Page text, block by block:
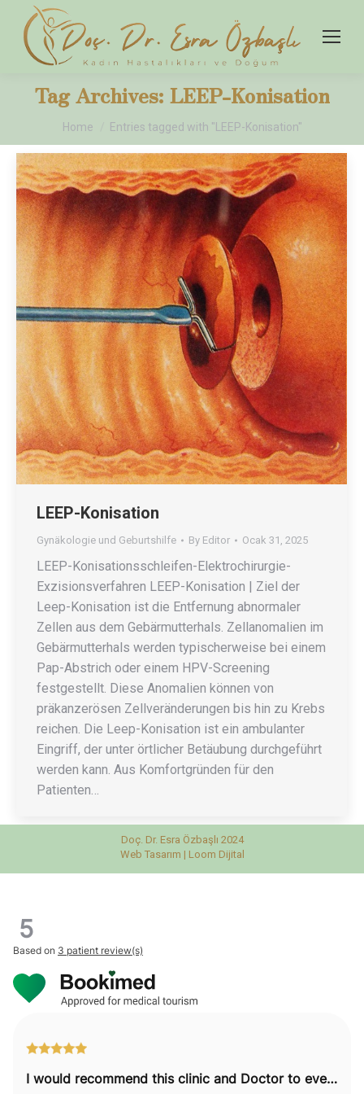
Tag Archives: LEEP-Konisation
You are here:
Home Entries tagged with "LEEP-Konisation"
LEEP-Konisation
Gynäkologie und Geburtshilfe By Editor Ocak 31, 2025
LEEP-Konisationsschleifen-Elektrochirurgie-
Exzisionsverfahren LEEP-Konisation | Ziel der
Leep-Konisation ist die Entfernung abnormaler
Zellen aus dem Gebärmutterhals. Zellanomalien im
Gebärmutterhals werden typischerweise bei einem
Pap-Abstrich oder einem HPV-Screening
festgestellt. Diese Anomalien können von
präkanzerösen Zellveränderungen bis hin zu Krebs
reichen. Die Leep-Konisation ist ein ambulanter
Eingriff, der unter örtlicher Betäubung durchgeführt
werden kann. Aus Komfortgründen für den
Patienten…
Doç. Dr. Esra Özbaşlı 2024
Web Tasarım | Loom Dijital
5
Based on 3 patient review(s)
I would recommend this clinic and Doctor to everyone.